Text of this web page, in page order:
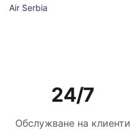
Air Serbia
24/7
Обслужване на клиенти